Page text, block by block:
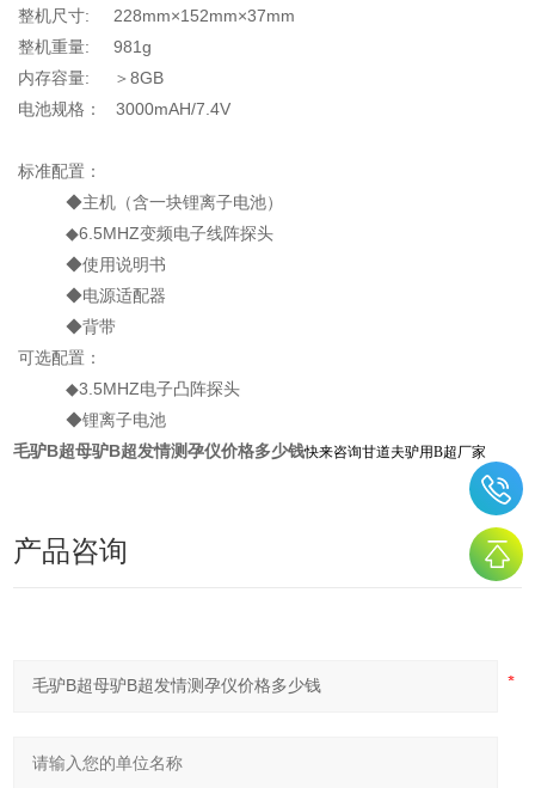
整机尺寸: 228mm×152mm×37mm
整机重量: 981g
内存容量: ＞8GB
电池规格： 3000mAH/7.4V
标准配置：
◆主机（含一块锂离子电池）
◆6.5MHZ变频电子线阵探头
◆使用说明书
◆电源适配器
◆背带
可选配置：
◆3.5MHZ电子凸阵探头
◆锂离子电池
毛驴B超母驴B超发情测孕仪价格多少钱快来咨询甘道夫驴用B超厂家
产品咨询